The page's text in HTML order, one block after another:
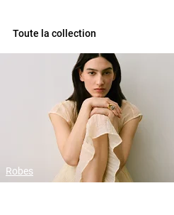
Toute la collection
Robes